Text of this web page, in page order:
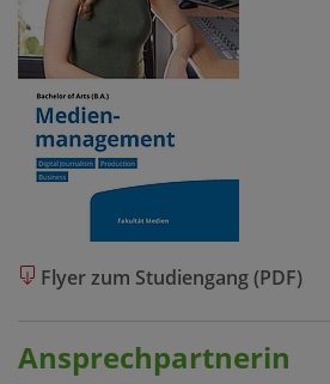
Flyer zum Studiengang (PDF)
Ansprechpartnerin